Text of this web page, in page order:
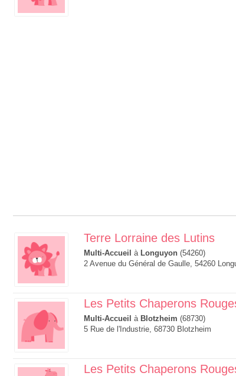
Terre Lorraine des Lutins
Multi-Accueil à Longuyon (54260)
2 Avenue du Général de Gaulle, 54260
Les Petits Chaperons
Multi-Accueil à Blotzheim (68730)
5 Rue de l'Industrie, 68730 Blotzheim
Les Petits Chaperons